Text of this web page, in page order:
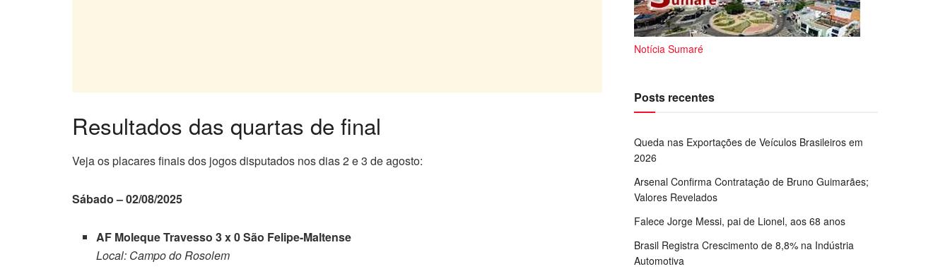
Resultados das quartas de final
Veja os placares finais dos jogos disputados nos dias 2 e 3 de agosto:
Sábado – 02/08/2025
AF Moleque Travesso 3 x 0 São Felipe-Maltense
Local: Campo do Rosolem
Notícia Sumaré
Posts recentes
Queda nas Exportações de Veículos Brasileiros em
2026
Arsenal Confirma Contratação de Bruno Guimarães;
Valores Revelados
Falece Jorge Messi, pai de Lionel, aos 68 anos
Brasil Registra Crescimento de 8,8% na Indústria
Automotiva